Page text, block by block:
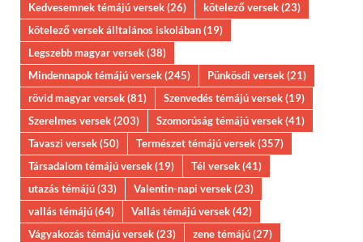
Kedvesemnek témájú versek(26) kötelező versek(23)
kötelező versek álltalános iskolában(19)
Legszebb magyar versek(38)
Mindennapok témájú versek(245) Pünkösdi versek(21)
rövid magyar versek(81) Szenvedés témájú versek(19)
Szerelmes versek(203) Szomorúság témájú versek(41)
Tavaszi versek(50) Természet témájú versek(357)
Társadalom témájú versek(19) Tél versek(41)
utazás témájú(33) Valentin-napi versek(23)
vallás témájú(64) Vallás témájú versek(42)
Vágyakozás témájú versek(23) zene témájú(27)